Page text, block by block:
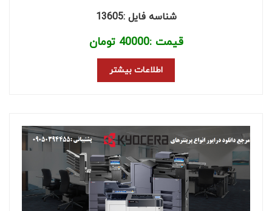
شناسه فایل :13605
قیمت :40000 تومان
اطلاعات بیشتر